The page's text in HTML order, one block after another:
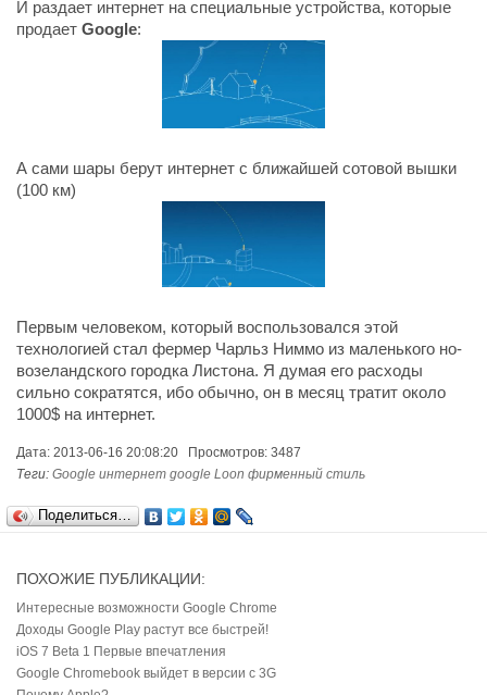
И раздает интернет на специальные устройства, которые
продает Google:
А сами шары берут интернет с ближайшей сотовой вышки
(100 км)
Первым человеком, который воспользовался этой
технологией стал фермер Чарльз Ним­мо из ма­лень­ко­го но­
во­зе­ланд­ско­го го­род­ка Ли­сто­на. Я думая его расходы
сильно сократятся, ибо обычно, он в месяц тратит около
1000$ на интернет.
Дата: 2013-06-16 20:08:20 Просмотров: 3487
Теги: Google интернет google Loon фирменный стиль
Поделиться…
ПОХОЖИЕ ПУБЛИКАЦИИ:
Интересные возможности Google Chrome
Доходы Google Play растут все быстрей!
iOS 7 Beta 1 Первые впечатления
Google Chromebook выйдет в версии с 3G